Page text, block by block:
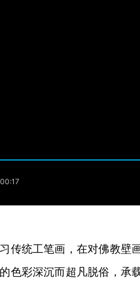
传统工笔画，在对佛教壁
色彩深沉而超凡脱俗，承